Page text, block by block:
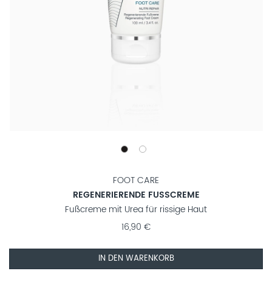
FOOT CARE
REGENERIERENDE FUSSCREME
Fußcreme mit Urea für rissige Haut
16,90 €
IN DEN WARENKORB